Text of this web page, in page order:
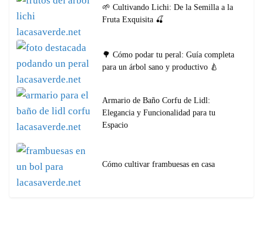
🌱 Cultivando Lichi: De la Semilla a la
Fruta Exquisita 🍒
🌳 Cómo podar tu peral: Guía completa
para un árbol sano y productivo 🍐
Armario de Baño Corfu de Lidl:
Elegancia y Funcionalidad para tu
Espacio
Cómo cultivar frambuesas en casa